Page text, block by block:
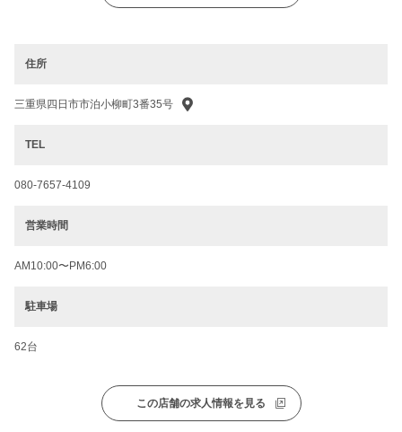
住所
三重県四日市市泊小柳町3番35号
TEL
080-7657-4109
営業時間
AM10:00〜PM6:00
駐車場
62台
この店舗の求人情報を見る